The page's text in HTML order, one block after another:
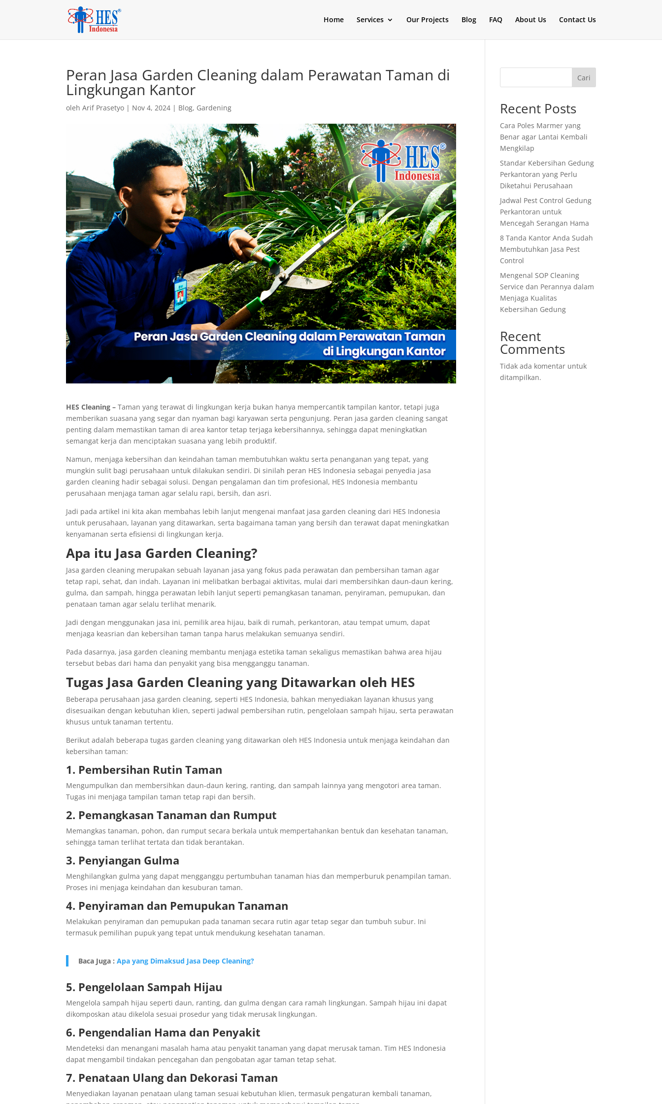
Home Services Our Projects Blog FAQ About Us Contact Us
Peran Jasa Garden Cleaning dalam Perawatan Taman di
Lingkungan Kantor
olehArif Prasetyo | Nov 4, 2024 | Blog, Gardening
HES Cleaning –Taman yang terawat di lingkungan kerja bukan hanya mempercantik tampilan kantor, tetapi juga
memberikan suasana yang segar dan nyaman bagi karyawan serta pengunjung. Peran jasa garden cleaning sangat
penting dalam memastikan taman di area kantor tetap terjaga kebersihannya, sehingga dapat meningkatkan
semangat kerja dan menciptakan suasana yang lebih produktif.
Namun, menjaga kebersihan dan keindahan taman membutuhkan waktu serta penanganan yang tepat, yang
mungkin sulit bagi perusahaan untuk dilakukan sendiri. Di sinilah peran HES Indonesia sebagai penyedia jasa
garden cleaning hadir sebagai solusi. Dengan pengalaman dan tim profesional, HES Indonesia membantu
perusahaan menjaga taman agar selalu rapi, bersih, dan asri.
Jadi pada artikel ini kita akan membahas lebih lanjut mengenai manfaat jasa garden cleaning dari HES Indonesia
untuk perusahaan, layanan yang ditawarkan, serta bagaimana taman yang bersih dan terawat dapat meningkatkan
kenyamanan serta efisiensi di lingkungan kerja.
Apa itu Jasa Garden Cleaning?
Jasa garden cleaning merupakan sebuah layanan jasa yang fokus pada perawatan dan pembersihan taman agar
tetap rapi, sehat, dan indah. Layanan ini melibatkan berbagai aktivitas, mulai dari membersihkan daun-daun kering,
gulma, dan sampah, hingga perawatan lebih lanjut seperti pemangkasan tanaman, penyiraman, pemupukan, dan
penataan taman agar selalu terlihat menarik.
Jadi dengan menggunakan jasa ini, pemilik area hijau, baik di rumah, perkantoran, atau tempat umum, dapat
menjaga keasrian dan kebersihan taman tanpa harus melakukan semuanya sendiri.
Pada dasarnya, jasa garden cleaning membantu menjaga estetika taman sekaligus memastikan bahwa area hijau
tersebut bebas dari hama dan penyakit yang bisa mengganggu tanaman.
Tugas Jasa Garden Cleaning yang Ditawarkan oleh HES
Beberapa perusahaan jasa garden cleaning, seperti HES Indonesia, bahkan menyediakan layanan khusus yang
disesuaikan dengan kebutuhan klien, seperti jadwal pembersihan rutin, pengelolaan sampah hijau, serta perawatan
khusus untuk tanaman tertentu.
Berikut adalah beberapa tugas garden cleaning yang ditawarkan oleh HES Indonesia untuk menjaga keindahan dan
kebersihan taman:
1. Pembersihan Rutin Taman
Mengumpulkan dan membersihkan daun-daun kering, ranting, dan sampah lainnya yang mengotori area taman.
Tugas ini menjaga tampilan taman tetap rapi dan bersih.
2. Pemangkasan Tanaman dan Rumput
Memangkas tanaman, pohon, dan rumput secara berkala untuk mempertahankan bentuk dan kesehatan tanaman,
sehingga taman terlihat tertata dan tidak berantakan.
3. Penyiangan Gulma
Menghilangkan gulma yang dapat mengganggu pertumbuhan tanaman hias dan memperburuk penampilan taman.
Proses ini menjaga keindahan dan kesuburan taman.
4. Penyiraman dan Pemupukan Tanaman
Melakukan penyiraman dan pemupukan pada tanaman secara rutin agar tetap segar dan tumbuh subur. Ini
termasuk pemilihan pupuk yang tepat untuk mendukung kesehatan tanaman.
Baca Juga : Apa yang Dimaksud Jasa Deep Cleaning?
5. Pengelolaan Sampah Hijau
Mengelola sampah hijau seperti daun, ranting, dan gulma dengan cara ramah lingkungan. Sampah hijau ini dapat
dikomposkan atau dikelola sesuai prosedur yang tidak merusak lingkungan.
6. Pengendalian Hama dan Penyakit
Mendeteksi dan menangani masalah hama atau penyakit tanaman yang dapat merusak taman. Tim HES Indonesia
dapat mengambil tindakan pencegahan dan pengobatan agar taman tetap sehat.
7. Penataan Ulang dan Dekorasi Taman
Menyediakan layanan penataan ulang taman sesuai kebutuhan klien, termasuk pengaturan kembali tanaman,
Cari
Recent Posts
Cara Poles Marmer yang
Benar agar Lantai Kembali
Mengkilap
Standar Kebersihan Gedung
Perkantoran yang Perlu
Diketahui Perusahaan
Jadwal Pest Control Gedung
Perkantoran untuk
Mencegah Serangan Hama
8 Tanda Kantor Anda Sudah
Membutuhkan Jasa Pest
Control
Mengenal SOP Cleaning
Service dan Perannya dalam
Menjaga Kualitas
Kebersihan Gedung
Recent
Comments
Tidak ada komentar untuk
ditampilkan.